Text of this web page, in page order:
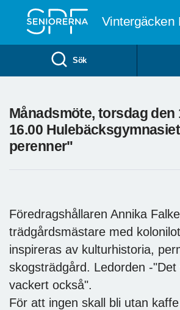
Vintergäcken
Sök
Månadsmöte, torsdag den
16.00
perenner"
Föredragshållaren Annika
trädgårdsmästare med
inspireras av kulturhistoria,
skogsträdgård. Ledorden -"Det
vackert också".
För att ingen skall bli utan